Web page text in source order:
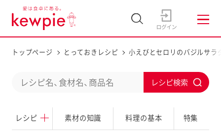
トップページ とっておきレシピ 小えびとセロリのバジルサラ
レシピ 素材の知識 料理の基本 特集
d
b